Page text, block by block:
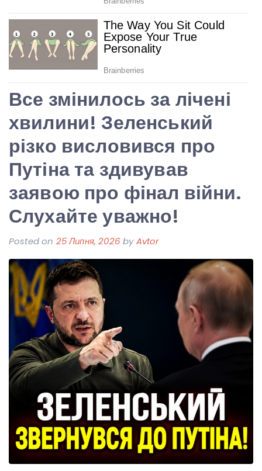
Все змінилось за лічені
хвилини! Зеленський
різко висловився про
Путіна та здивував
заявою про фінал війни.
Слухайте уважно!
Posted on 25 Липня, 2026 byAvtor